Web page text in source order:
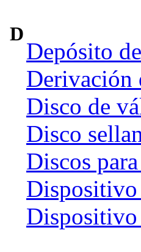
D
Depósito
Derivación
Disco de
Disco
Discos
Dispositivo
Dispositivo